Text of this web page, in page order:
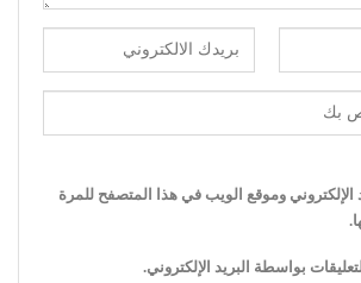
وموقع الويب في هذا المتصفح للمرة
بواسطة البريد الإلكتروني.